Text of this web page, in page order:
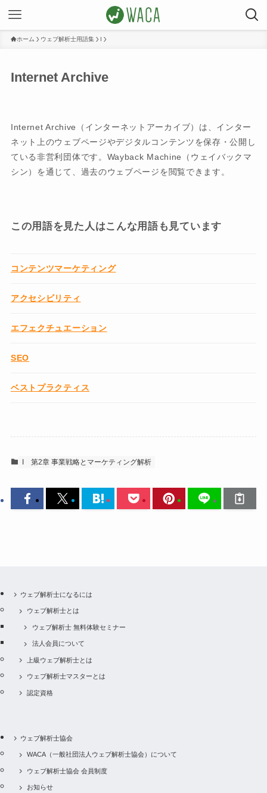
ホーム ウェブ解析士用語集 I
Internet Archive
Internet Archive（インターネットアーカイブ）は、インター
ネット上のウェブページやデジタルコンテンツを保存・公開し
ている非営利団体です。Wayback Machine（ウェイバックマ
シン）を通じて、過去のウェブページを閲覧できます。
この用語を見た人はこんな用語も見ています
コンテンツマーケティング
アクセシビリティ
エフェクチュエーション
SEO
ベストプラクティス
第2章 事業戦略とマーケティング解析
ウェブ解析士になるには
ウェブ解析士とは
ウェブ解析士 無料体験セミナー
法人会員について
上級ウェブ解析士とは
ウェブ解析士マスターとは
認定資格
ウェブ解析士協会
WACA（一般社団法人ウェブ解析士協会）について
ウェブ解析士協会 会員制度
お知らせ